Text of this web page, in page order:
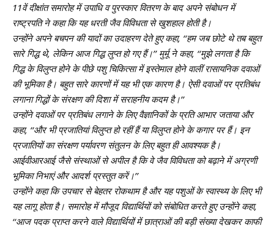
11वें दीक्षांत समारोह में उपाधि व पुरस्कार वितरण के बाद अपने संबोधन में
राष्ट्रपति ने कहा कि यह धरती जैव विविधता से खुशहाल होती है।
उन्होंने अपने बचपन की यादों का उदाहरण देते हुए कहा, ‘‘हम जब छोटे थे तब बहुत
सारे गिद्ध थे, लेकिन आज गिद्ध लुप्‍त हो गए हैं।’’ मुर्मू ने कहा, ‘‘मुझे लगता है कि
गिद्ध के विलुप्त होने के पीछे पशु चिकित्सा में इस्तेमाल होने वालीं रासायनिक दवाओं
की भूमिका है। बहुत सारे कारणों में यह भी एक कारण है। ऐसी दवाओं पर प्रतिबंध
लगाना गिद्धों के संरक्षण की दिशा में सराहनीय कदम है।’’
उन्होंने दवाओं पर प्रतिबंध लगाने के लिए वैज्ञानिकों के प्रति आभार जताया और
कहा, ‘‘और भी प्रजातियां विलुप्‍त हो रहीं हैं या विलुप्त होने के कगार पर हैं। इन
प्रजातियों का संरक्षण पर्यावरण संतुलन के लिए बहुत ही आवश्यक है।
आईवीआरआई जैसे संस्‍थाओं से अपील है कि वे जैव विविधता को बढ़ाने में अग्रणी
भूमिका निभाएं और आदर्श प्रस्तुत करें।’’
उन्होंने कहा कि उपचार से बेहतर रोकथाम है और यह पशुओं के स्वास्थ्य के लिए भी
यह लागू होता है। समारोह में मौजूद विद्यार्थियों को संबोधित करते हुए उन्होंने कहा,
‘‘आज पदक प्राप्त करने वाले विद्यार्थियों में छात्राओं की बड़ी संख्या देखकर काफी